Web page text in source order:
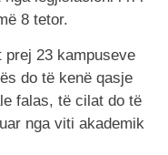
8 tetor.
prej 23 kampuseve
do të kenë qasje
falas, të cilat do të
nga viti akademik